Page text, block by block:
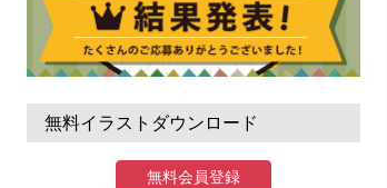
無料イラストダウンロード
無料会員登録